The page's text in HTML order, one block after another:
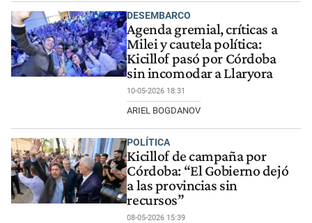
DESEMBARCO
Agenda gremial, críticas a
Milei y cautela política:
Kicillof pasó por Córdoba
sin incomodar a Llaryora
10-05-2026 18:31
ARIEL BOGDANOV
POLÍTICA
Kicillof de campaña por
Córdoba: “El Gobierno dejó
a las provincias sin
recursos”
08-05-2026 15:39